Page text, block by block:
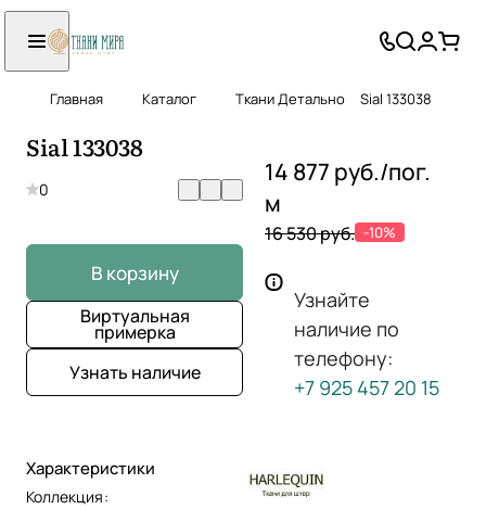
Главная Каталог Ткани Детально Sial 133038
Sial 133038
0
В корзину
Виртуальная
примерка
Узнать наличие
Характеристики
Коллекция:
14 877 руб./пог.
м
16 530 руб. -10%
Узнайте
наличие по
телефону:
+7 925 457 20 15